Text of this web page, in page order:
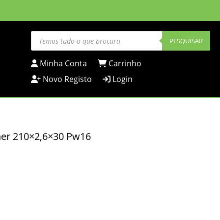
Products
search PESQUISAR
Minha Conta
Carrinho
Novo Registo
Login
210×2,6×30 Pw16